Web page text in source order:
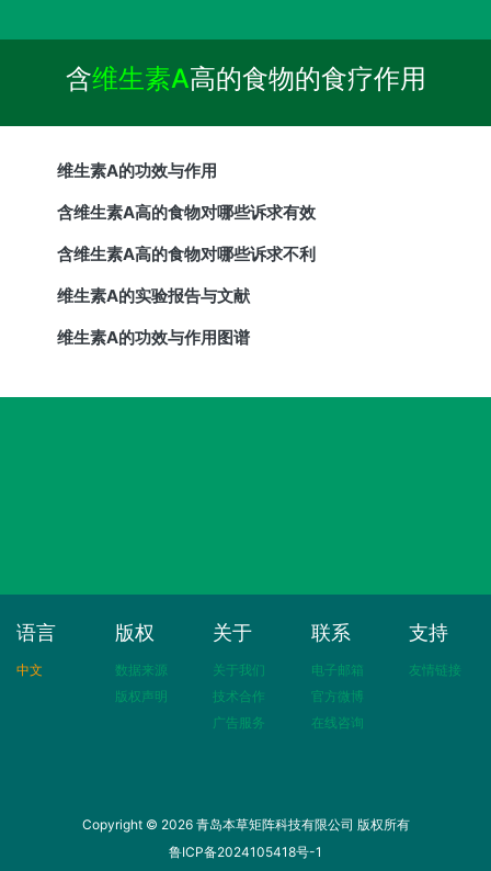
含维生素A高的食物的食疗作用
维生素A的功效与作用
含维生素A高的食物对哪些诉求有效
含维生素A高的食物对哪些诉求不利
维生素A的实验报告与文献
维生素A的功效与作用图谱
语言
中文
版权
数据来源
版权声明
关于
关于我们
技术合作
广告服务
联系
电子邮箱
官方微博
在线咨询
支持
友情链接
Copyright © 2026 青岛本草矩阵科技有限公司 版权所有
鲁ICP备2024105418号-1